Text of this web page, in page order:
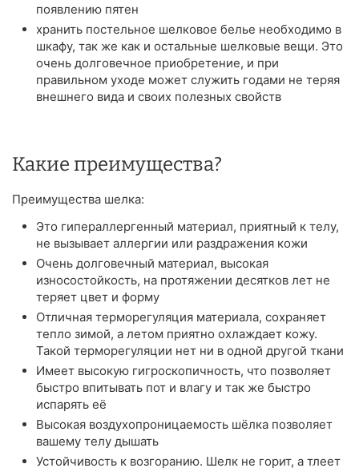
появлению пятен
хранить постельное шелковое белье необходимо в
шкафу, так же как и остальные шелковые вещи. Это
очень долговечное приобретение, и при
правильном уходе может служить годами не теряя
внешнего вида и своих полезных свойств
Какие преимущества?
Преимущества шелка:
Это гипераллергенный материал, приятный к телу,
не вызывает аллергии или раздражения кожи
Очень долговечный материал, высокая
износостойкость, на протяжении десятков лет не
теряет цвет и форму
Отличная терморегуляция материала, сохраняет
тепло зимой, а летом приятно охлаждает кожу.
Такой терморегуляции нет ни в одной другой ткани
Имеет высокую гигроскопичность, что позволяет
быстро впитывать пот и влагу и так же быстро
испарять её
Высокая воздухопроницаемость шёлка позволяет
вашему телу дышать
Устойчивость к возгоранию. Шелк не горит, а тлеет